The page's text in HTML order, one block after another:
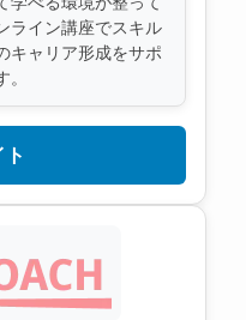
ライン講座でスキル
キャリア形成をサポ
。